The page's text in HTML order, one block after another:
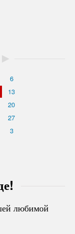
любимой
►
6
13
20
27
3